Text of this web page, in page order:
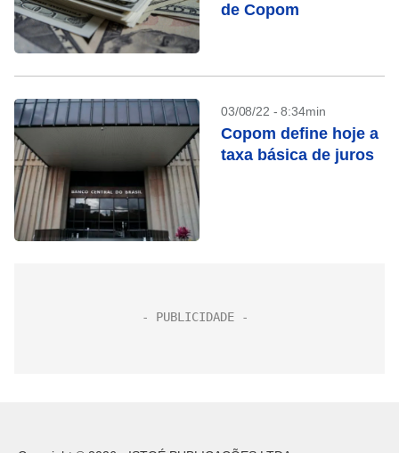
de Copom
03/08/22 - 8:34min
Copom define hoje a
taxa básica de juros